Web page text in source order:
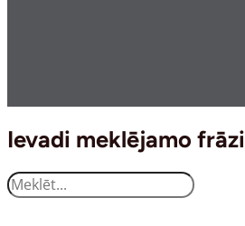
Ievadi meklējamo frāzi
Search